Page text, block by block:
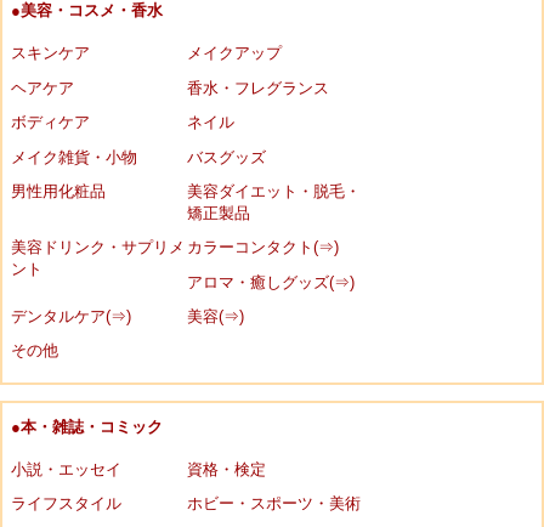
●美容・コスメ・香水
スキンケア
メイクアップ
ヘアケア
香水・フレグランス
ボディケア
ネイル
メイク雑貨・小物
バスグッズ
男性用化粧品
美容ダイエット・脱毛・
矯正製品
美容ドリンク・サプリメ
ント
カラーコンタクト(⇒)
アロマ・癒しグッズ(⇒)
デンタルケア(⇒)
美容(⇒)
その他
●本・雑誌・コミック
小説・エッセイ
資格・検定
ライフスタイル
ホビー・スポーツ・美術